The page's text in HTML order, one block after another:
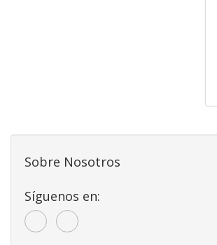
Sobre Nosotros
Síguenos en: